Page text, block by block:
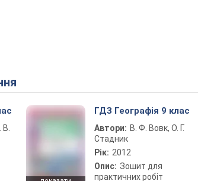
ГДЗ Географія 9 клас
Автори: В. Ф. Вовк, О. Г.
Стадник
Рік: 2012
Опис: Зошит для
практичних робіт